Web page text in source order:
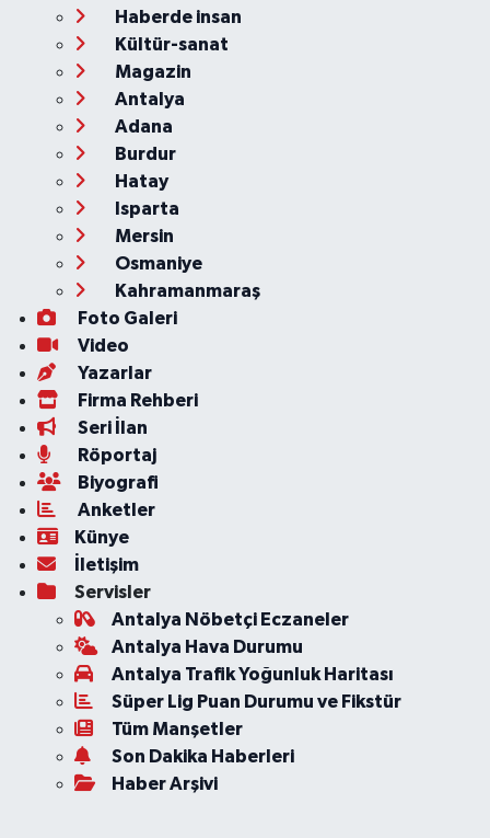
Haberde insan
Kültür-sanat
Magazin
Antalya
Adana
Burdur
Hatay
Isparta
Mersin
Osmaniye
Kahramanmaraş
Foto Galeri
Video
Yazarlar
Firma Rehberi
Seri İlan
Röportaj
Biyografi
Anketler
Künye
İletişim
Servisler
Antalya Nöbetçi Eczaneler
Antalya Hava Durumu
Antalya Trafik Yoğunluk Haritası
Süper Lig Puan Durumu ve Fikstür
Tüm Manşetler
Son Dakika Haberleri
Haber Arşivi